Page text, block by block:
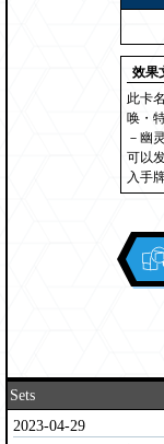
效果
此卡
唤・
－幽
可以
入手
Sets
2023-04-29